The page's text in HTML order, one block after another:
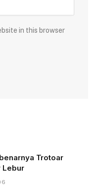
in this browser
Trotoar
Lebur